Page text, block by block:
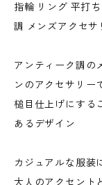
指輪 リング 平打
調 メンズアクセサ
アンティーク調の
ンのアクセサリー
槌目仕上げにする
あるデザイン
カジュアルな服装
大人のアクセント